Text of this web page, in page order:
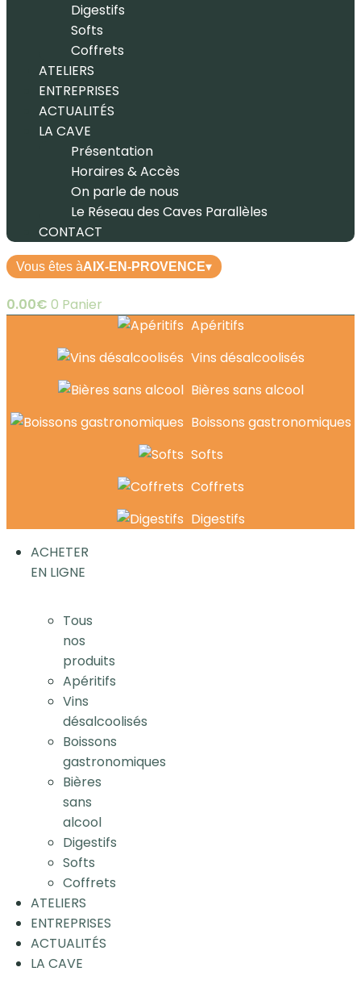
Digestifs
Softs
Coffrets
ATELIERS
ENTREPRISES
ACTUALITÉS
LA CAVE
Présentation
Horaires & Accès
On parle de nous
Le Réseau des Caves Parallèles
CONTACT
Vous êtes àAIX-EN-PROVENCE▾
0.00€ 0 Panier
Apéritifs
Vins désalcoolisés
Bières sans alcool
Boissons gastronomiques
Softs
Coffrets
Digestifs
ACHETER
EN LIGNE
Tous
nos
produits
Apéritifs
Vins
désalcoolisés
Boissons
gastronomiques
Bières
sans
alcool
Digestifs
Softs
Coffrets
ATELIERS
ENTREPRISES
ACTUALITÉS
LA CAVE